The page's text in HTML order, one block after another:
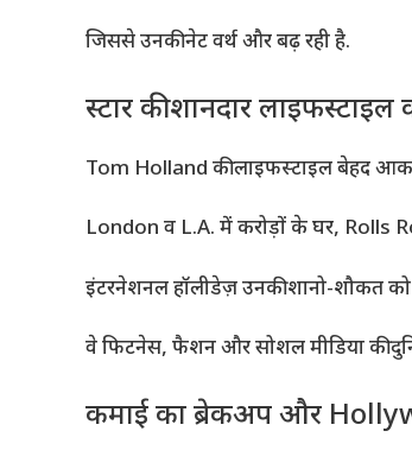
जिससे उनकी नेट वर्थ और बढ़ रही है.
स्टार की शानदार
Tom Holland की लाइफस्टाइल बेहद
London व L.A. में करोड़ों के घर, Rolls
इंटरनेशनल हॉलीडेज़ उनकी शानो-शौकत को
वे फिटनेस, फैशन और सोशल मीडिया की
कमाई का ब्रेकअप और